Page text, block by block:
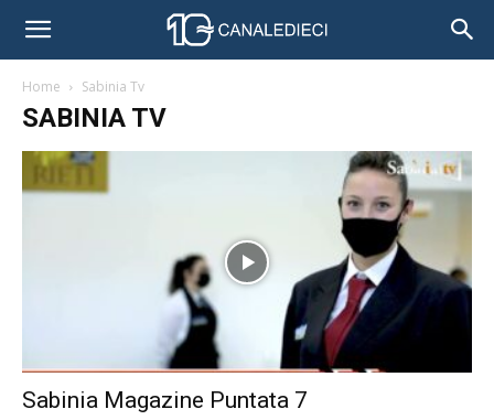
Home Sabinia Tv
SABINIA TV
Sabinia Magazine Puntata 7